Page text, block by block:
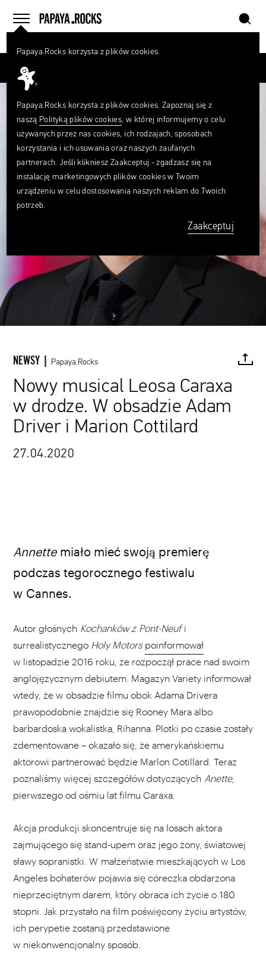
menu
home szukaj
NEWSY | Papaya.Rocks
Nowy musical Leosa Caraxa
w drodze. W obsadzie Adam
Driver i Marion Cottilard
27.04.2020
FACEBOOK TWITTER PINTEREST
Annettemiało mieć swoją premierę
podczas tegorocznego festiwalu
w Cannes.
Autor głośnych Kochanków z Pont-Neufi
surrealistycznego Holy Motors poinformował
w listopadzie 2016 roku, że rozpoczął prace nad swoim
anglojęzycznym debiutem. Magazyn Variety informował
wtedy, że w obsadzie filmu obok Adama Drivera
prawopodobnie znajdzie się Rooney Mara albo
barbardoska wokalistka, Rihanna. Plotki po czasie zostały
zdementowane – okazało się, że amerykańskiemu
aktorowi partnerować będzie Marlon Cotillard. Teraz
poznaliśmy więcej szczegółów dotyczących Anette,
pierwszego od ośmiu lat filmu Caraxa.
Akcja produkcji skoncentruje się na losach aktora
zajmującego się stand-upem oraz jego żony, światowej
sławy sopranistki. W małżeństwie mieszkających w Los
Angeles bohaterów pojawia się córeczka obdarzona
nieprzeciętnym darem, który obraca ich życie o 180
stopni. Jak przystało na film poświęcony życiu artystów,
ich perypetie zostaną przedstawione
w niekonwencjonalny sposób.
Papaya.Rocks korzysta z plików cookies.
Papaya.Rocks korzysta z plików cookies. Zapoznaj się z
naszą Polityką plików cookies, w której informujemy o celu
używanych przez nas cookies, ich rodzajach, sposobach
korzystania i ich usuwania oraz naszych zaufanych
partnerach. Jeśli klikniesz Zaakceptuj - zgadzasz się na
instalację marketingowych plików cookies w Twoim
urządzeniu w celu dostosowania naszych reklam do Twoich
potrzeb.
Zaakceptuj
Czego
szukasz?